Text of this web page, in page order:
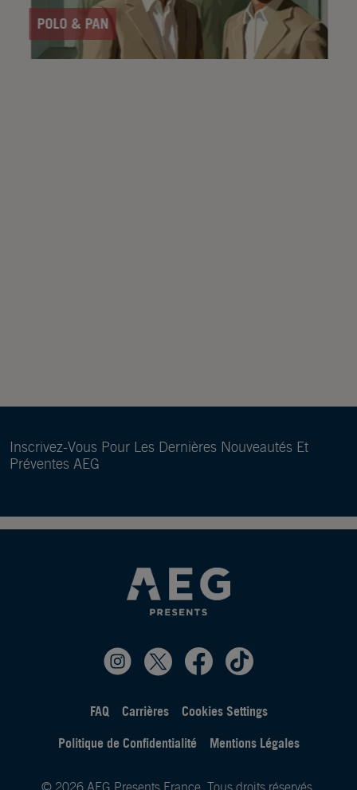
POLO & PAN
Inscrivez-Vous Pour Les Dernières Nouveautés Et
Préventes AEG
FAQ Carrières
Cookies Settings
Politique de Confidentialité
Mentions Légales